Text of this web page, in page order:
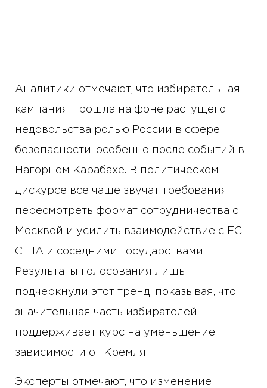
Аналитики отмечают, что избирательная
кампания прошла на фоне растущего
недовольства ролью России в сфере
безопасности, особенно после событий в
Нагорном Карабахе. В политическом
дискурсе все чаще звучат требования
пересмотреть формат сотрудничества с
Москвой и усилить взаимодействие с ЕС,
США и соседними государствами.
Результаты голосования лишь
подчеркнули этот тренд, показывая, что
значительная часть избирателей
поддерживает курс на уменьшение
зависимости от Кремля.
Эксперты отмечают, что изменение